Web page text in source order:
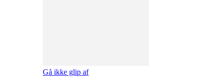
Gå ikke glip af